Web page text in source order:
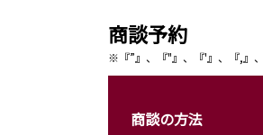
商談予約
※『”』、『"』、『'』、『,』
商談の方法